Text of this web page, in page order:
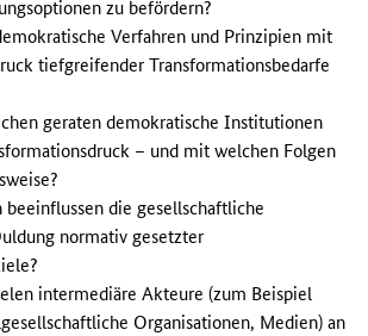
zu befördern?
Verfahren und Prinzipien mit
tiefgreifender Transformationsbedarfe
geraten demokratische Institutionen
– und mit welchen Folgen
die gesellschaftliche
normativ gesetzter
intermediäre Akteure (zum Beispiel
Organisationen, Medien) an